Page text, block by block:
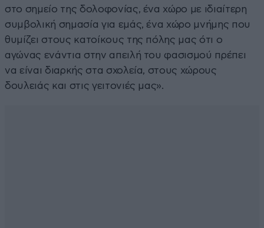
στο σημείο της δολοφονίας, ένα χώρο με ιδιαίτερη
συμβολική σημασία για εμάς, ένα χώρο μνήμης που
θυμίζει στους κατοίκους της πόλης μας ότι ο
αγώνας ενάντια στην απειλή του φασισμού πρέπει
να είναι διαρκής στα σχολεία, στους χώρους
δουλειάς και στις γειτονιές μας».